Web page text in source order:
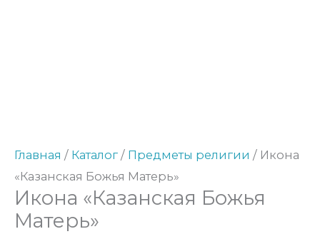
Главная / Каталог / Предметы религии / Икона
«Казанская Божья Матерь»
Икона «Казанская Божья
Матерь»